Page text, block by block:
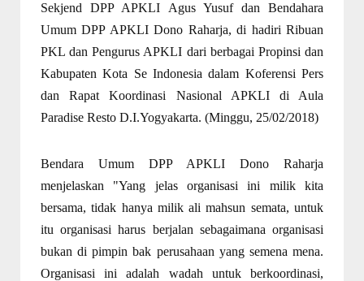
Sekjend DPP APKLI Agus Yusuf dan Bendahara
Umum DPP APKLI Dono Raharja, di hadiri Ribuan
PKL dan Pengurus APKLI dari berbagai Propinsi dan
Kabupaten Kota Se Indonesia dalam Koferensi Pers
dan Rapat Koordinasi Nasional APKLI di Aula
Paradise Resto D.I.Yogyakarta. (Minggu, 25/02/2018)
Bendara Umum DPP APKLI Dono Raharja
menjelaskan "Yang jelas organisasi ini milik kita
bersama, tidak hanya milik ali mahsun semata, untuk
itu organisasi harus berjalan sebagaimana organisasi
bukan di pimpin bak perusahaan yang semena mena.
Organisasi ini adalah wadah untuk berkoordinasi,